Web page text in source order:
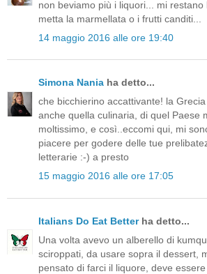
non beviamo più i liquori... mi restano
metta la marmellata o i frutti canditi...
14 maggio 2016 alle ore 19:40
Simona Nania ha detto...
che bicchierino accattivante! la Grecia
anche quella culinaria, di quel Paese
moltissimo, e così..eccomi qui, mi
piacere per godere delle tue
letterarie :-) a presto
15 maggio 2016 alle ore 17:05
Italians Do Eat Betterha detto...
Una volta avevo un alberello di
sciroppati, da usare sopra il dessert,
pensato di farci il liquore, deve